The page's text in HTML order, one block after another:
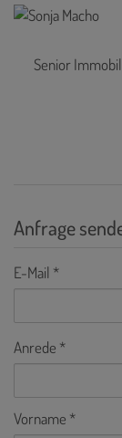
Senior
Anfrage
E-Mail
Anrede
Vorname